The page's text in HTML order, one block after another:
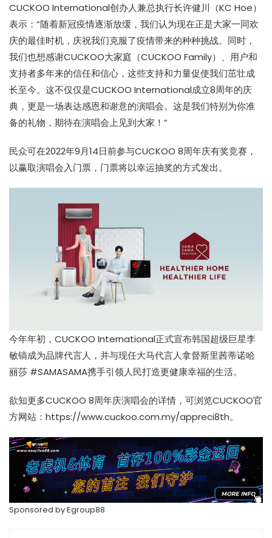
CUCKOO International创办人兼总执行长许健川（KC Hoe）
表示：“随着新冠疫情逐渐放缓，我们认为现在正是大家一同欢
庆的最佳时机，庆祝我们克服了疫情带来的种种挑战。同时，
我们也想感谢CUCKOO大家庭（CUCKOO Family）、用户和
支持者多年来的信任和信心，这些支持和力量促使我们茁壮成
长至今。这不仅仅是CUCKOO International成立8周年的庆
典，更是一场表达感恩和谢意的演唱会。这是我们特别为你准
备的礼物，期待在演唱会上见到大家！”
民众可在2022年9月14日前参与CUCKOO 8周年庆有奖竞赛，
以赢取演唱会入门票，门票将以幸运抽奖的方式发出。
今年年初，CUCKOO International正式宣布韩国超级巨星李
敏镐成为品牌代言人，并与现任大马代言人拿督斯里茜蒂诺哈
丽莎 #SAMASAMA携手引领人民打造更健康幸福的生活。
欲知更多CUCKOO 8周年庆演唱会的详情，可浏览CUCKOO官
方网站： https://www.cuckoo.com.my/appreci8th。
Sponsored byEgroup88